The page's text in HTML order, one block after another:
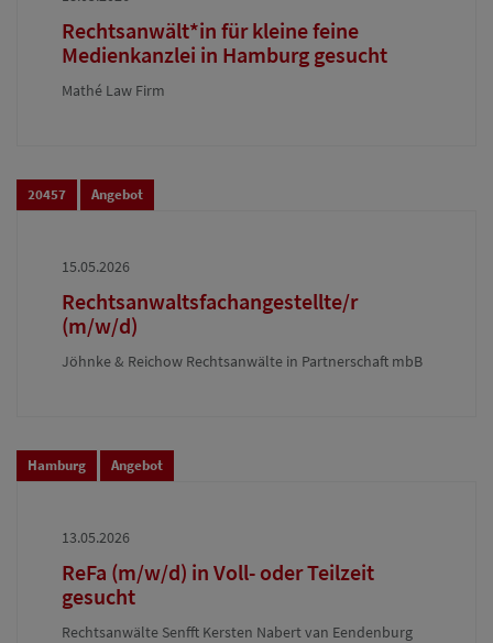
Rechtsanwält*in für kleine feine
Medienkanzlei in Hamburg gesucht
Mathé Law Firm
20457 Angebot
15.05.2026
Rechtsanwaltsfachangestellte/r
(m/w/d)
Jöhnke & Reichow Rechtsanwälte in Partnerschaft mbB
Hamburg Angebot
13.05.2026
ReFa (m/w/d) in Voll- oder Teilzeit
gesucht
Rechtsanwälte Senfft Kersten Nabert van Eendenburg